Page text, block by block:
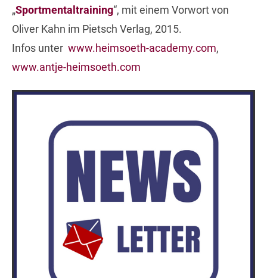
„Sportmentaltraining“, mit einem Vorwort von
Oliver Kahn im Pietsch Verlag, 2015.
Infos unter www.heimsoeth-academy.com,
www.antje-heimsoeth.com